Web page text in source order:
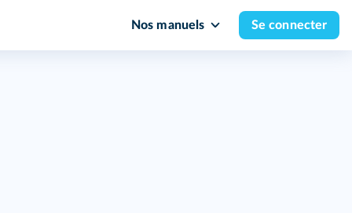
Nos manuels Se connecter